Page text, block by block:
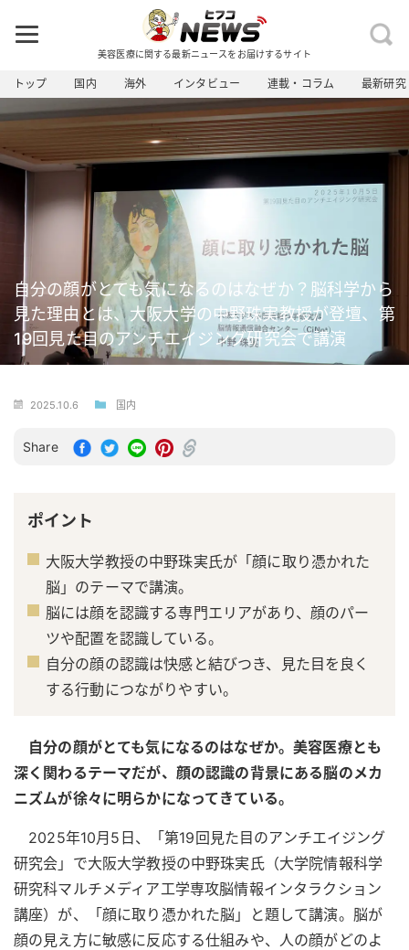
美容医療に関する最新ニュースをお届けするサイト
トップ 国内 海外 インタビュー 連載・コラム 最新研究
自分の顔がとても気になるのはなぜか？脳科学から
見た理由とは、大阪大学の中野珠実教授が登壇、第
19回見た目のアンチエイジング研究会で講演
2025.10.6 国内
Share
ポイント
大阪大学教授の中野珠実氏が「顔に取り憑かれた
脳」のテーマで講演。
脳には顔を認識する専門エリアがあり、顔のパー
ツや配置を認識している。
自分の顔の認識は快感と結びつき、見た目を良く
する行動につながりやすい。
自分の顔がとても気になるのはなぜか。美容医療とも
深く関わるテーマだが、顔の認識の背景にある脳のメカ
ニズムが徐々に明らかになってきている。
2025年10月5日、「第19回見た目のアンチエイジング
研究会」で大阪大学教授の中野珠実氏（大学院情報科学
研究科マルチメディア工学専攻脳情報インタラクション
講座）が、「顔に取り憑かれた脳」と題して講演。脳が
顔の見え方に敏感に反応する仕組みや、人の顔がどのよ